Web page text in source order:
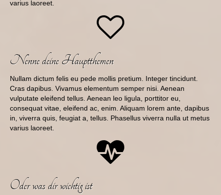
varius laoreet.
Nenne deine Hauptthemen
Nullam dictum felis eu pede mollis pretium. Integer tincidunt.
Cras dapibus. Vivamus elementum semper nisi. Aenean
vulputate eleifend tellus. Aenean leo ligula, porttitor eu,
consequat vitae, eleifend ac, enim. Aliquam lorem ante, dapibus
in, viverra quis, feugiat a, tellus. Phasellus viverra nulla ut metus
varius laoreet.
Oder was dir wichtig ist